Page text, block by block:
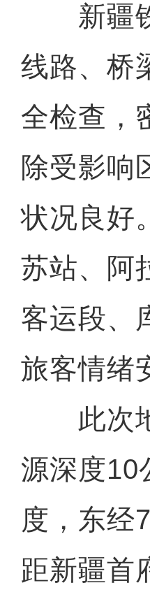
新疆铁
线路、桥
全检查，
除受影响
状况良好
苏站、阿
客运段、
旅客情绪
此次地
源深度10
度，东经
距新疆首